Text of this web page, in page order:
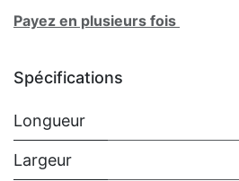
Payez en plusieurs fois
Spécifications
Longueur
Largeur